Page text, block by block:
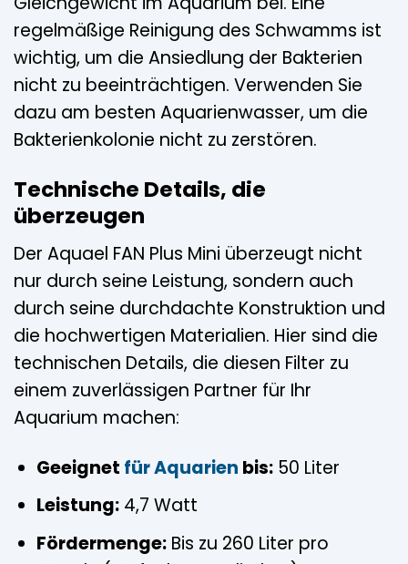
regelmäßige Reinigung des Schwamms ist
wichtig, um die Ansiedlung der Bakterien
nicht zu beeinträchtigen. Verwenden Sie
dazu am besten Aquarienwasser, um die
Bakterienkolonie nicht zu zerstören.
Technische Details, die
überzeugen
Der Aquael FAN Plus Mini überzeugt nicht
nur durch seine Leistung, sondern auch
durch seine durchdachte Konstruktion und
die hochwertigen Materialien. Hier sind die
technischen Details, die diesen Filter zu
einem zuverlässigen Partner für Ihr
Aquarium machen:
Geeignet für Aquarien bis:50 Liter
Leistung:4,7 Watt
Fördermenge:Bis zu 260 Liter pro